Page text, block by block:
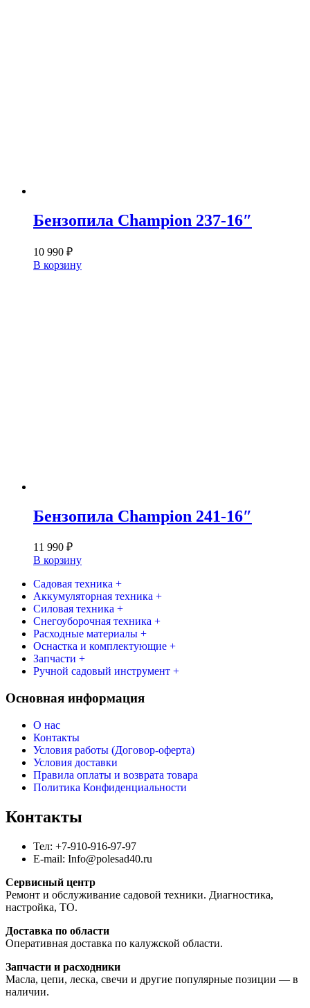
Бензопила Champion 237-16″
10 990 ₽
В корзину
Бензопила Champion 241-16″
11 990 ₽
В корзину
Садовая техника +
Аккумуляторная техника +
Силовая техника +
Снегоуборочная техника +
Расходные материалы +
Оснастка и комплектующие +
Запчасти +
Ручной садовый инструмент +
Основная информация
О нас
Контакты
Условия работы (Договор-оферта)
Условия доставки
Правила оплаты и возврата товара
Политика Конфиденциальности
Контакты
Тел: +7-910-916-97-97
E-mail: Info@polesad40.ru
Сервисный центр
Ремонт и обслуживание садовой техники. Диагностика,
настройка, ТО.
Доставка по области
Оперативная доставка по калужской области.
Запчасти и расходники
Масла, цепи, леска, свечи и другие популярные позиции — в
наличии.